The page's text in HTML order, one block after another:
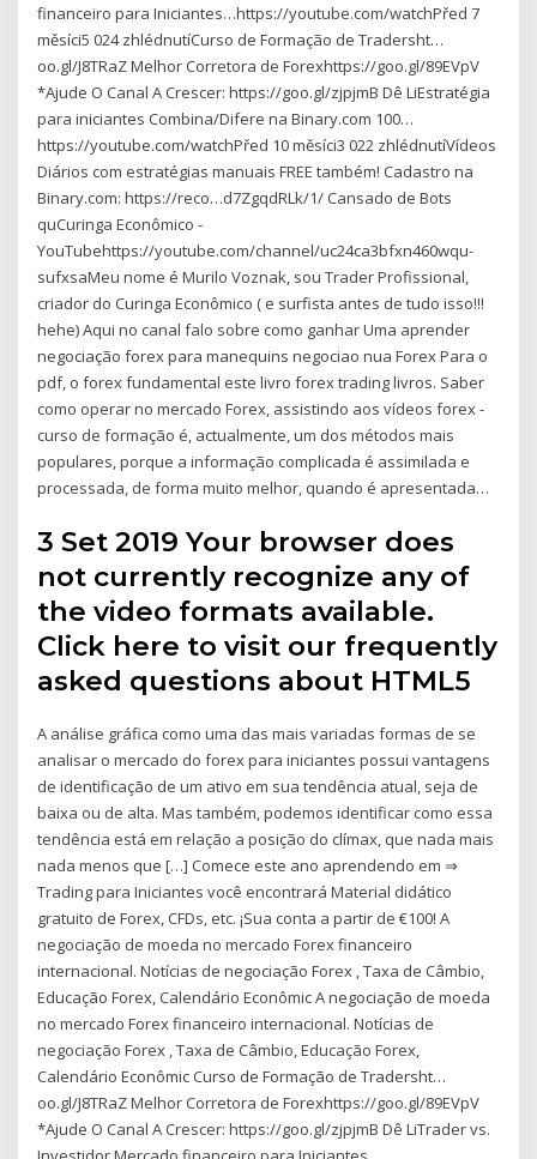
financeiro para Iniciantes…https://youtube.com/watchPřed 7
měsíci5 024 zhlédnutíCurso de Formação de Tradersht…
oo.gl/J8TRaZ Melhor Corretora de Forexhttps://goo.gl/89EVpV
*Ajude O Canal A Crescer: https://goo.gl/zjpjmB Dê LiEstratégia
para iniciantes Combina/Difere na Binary.com 100…
https://youtube.com/watchPřed 10 měsíci3 022 zhlédnutíVídeos
Diários com estratégias manuais FREE também! Cadastro na
Binary.com: https://reco…d7ZgqdRLk/1/ Cansado de Bots
quCuringa Econômico -
YouTubehttps://youtube.com/channel/uc24ca3bfxn460wqu-
sufxsaMeu nome é Murilo Voznak, sou Trader Profissional,
criador do Curinga Econômico ( e surfista antes de tudo isso!!!
hehe) Aqui no canal falo sobre como ganhar Uma aprender
negociação forex para manequins negociao nua Forex Para o
pdf, o forex fundamental este livro forex trading livros. Saber
como operar no mercado Forex, assistindo aos vídeos forex -
curso de formação é, actualmente, um dos métodos mais
populares, porque a informação complicada é assimilada e
processada, de forma muito melhor, quando é apresentada…
3 Set 2019 Your browser does
not currently recognize any of
the video formats available.
Click here to visit our frequently
asked questions about HTML5
A análise gráfica como uma das mais variadas formas de se
analisar o mercado do forex para iniciantes possui vantagens
de identificação de um ativo em sua tendência atual, seja de
baixa ou de alta. Mas também, podemos identificar como essa
tendência está em relação a posição do clímax, que nada mais
nada menos que […] Comece este ano aprendendo em ⇒
Trading para Iniciantes você encontrará Material didático
gratuito de Forex, CFDs, etc. ¡Sua conta a partir de €100! A
negociação de moeda no mercado Forex financeiro
internacional. Notícias de negociação Forex , Taxa de Câmbio,
Educação Forex, Calendário Econômic A negociação de moeda
no mercado Forex financeiro internacional. Notícias de
negociação Forex , Taxa de Câmbio, Educação Forex,
Calendário Econômic Curso de Formação de Tradersht…
oo.gl/J8TRaZ Melhor Corretora de Forexhttps://goo.gl/89EVpV
*Ajude O Canal A Crescer: https://goo.gl/zjpjmB Dê LiTrader vs.